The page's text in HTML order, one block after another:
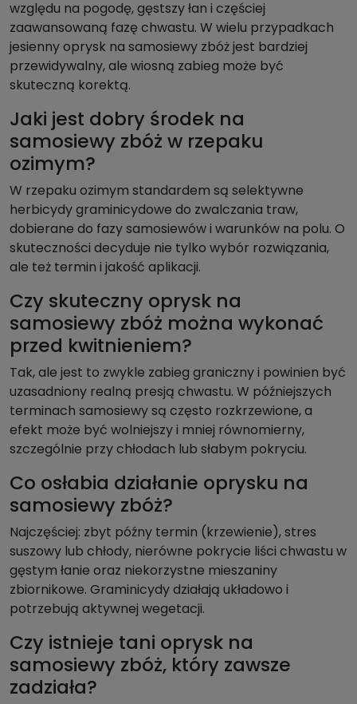
względu na pogodę, gęstszy łan i częściej
zaawansowaną fazę chwastu. W wielu przypadkach
jesienny oprysk na samosiewy zbóż jest bardziej
przewidywalny, ale wiosną zabieg może być
skuteczną korektą.
Jaki jest dobry środek na
samosiewy zbóż w rzepaku
ozimym?
W rzepaku ozimym standardem są selektywne
herbicydy graminicydowe do zwalczania traw,
dobierane do fazy samosiewów i warunków na polu. O
skuteczności decyduje nie tylko wybór rozwiązania,
ale też termin i jakość aplikacji.
Czy skuteczny oprysk na
samosiewy zbóż można wykonać
przed kwitnieniem?
Tak, ale jest to zwykle zabieg graniczny i powinien być
uzasadniony realną presją chwastu. W późniejszych
terminach samosiewy są często rozkrzewione, a
efekt może być wolniejszy i mniej równomierny,
szczególnie przy chłodach lub słabym pokryciu.
Co osłabia działanie oprysku na
samosiewy zbóż?
Najczęściej: zbyt późny termin (krzewienie), stres
suszowy lub chłody, nierówne pokrycie liści chwastu w
gęstym łanie oraz niekorzystne mieszaniny
zbiornikowe. Graminicydy działają układowo i
potrzebują aktywnej wegetacji.
Czy istnieje tani oprysk na
samosiewy zbóż, który zawsze
zadziała?